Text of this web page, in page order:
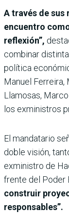
A través de sus
encuentro
reflexión”,
combinar
política
Manuel Ferreira,
Llamosas,
los exministros
El mandatario
doble visión,
exministro de
frente del Poder
construir
responsables”.